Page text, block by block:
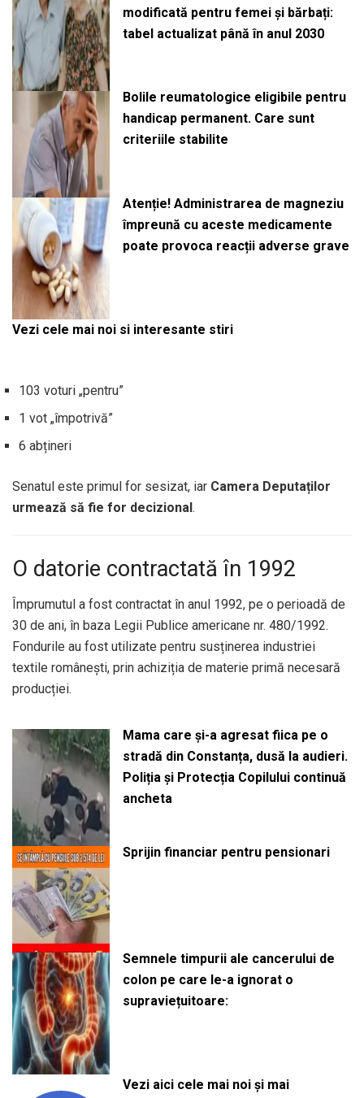
modificată pentru femei și bărbați:
tabel actualizat până în anul 2030
Bolile reumatologice eligibile pentru
handicap permanent. Care sunt
criteriile stabilite
Atenție! Administrarea de magneziu
împreună cu aceste medicamente
poate provoca reacții adverse grave
Vezi cele mai noi si interesante stiri
103 voturi „pentru”
1 vot „împotrivă”
6 abțineri
Senatul este primul for sesizat, iar Camera Deputaților
urmează să fie for decizional.
O datorie contractată în 1992
Împrumutul a fost contractat în anul 1992, pe o perioadă de
30 de ani, în baza Legii Publice americane nr. 480/1992.
Fondurile au fost utilizate pentru susținerea industriei
textile românești, prin achiziția de materie primă necesară
producției.
Mama care și-a agresat fiica pe o
stradă din Constanța, dusă la audieri.
Poliția și Protecția Copilului continuă
ancheta
Sprijin financiar pentru pensionari
Semnele timpurii ale cancerului de
colon pe care le-a ignorat o
supraviețuitoare:
Vezi aici cele mai noi și mai